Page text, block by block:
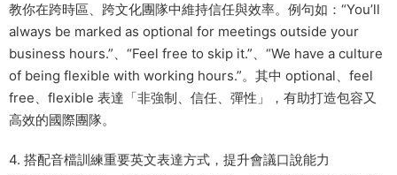
教你在跨時區、跨文化團隊中維持信任與效率。例句如：“You’ll
always be marked as optional for meetings outside your
business hours.”、“Feel free to skip it.”、“We have a culture
of being flexible with working hours.”。其中 optional、feel
free、flexible 表達「非強制、信任、彈性」，有助打造包容又
高效的國際團隊。
4. 搭配音檔訓練重要英文表達方式，提升會議口說能力